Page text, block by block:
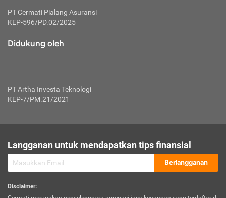
PT Cermati Pialang Asuransi
KEP-596/PD.02/2025
Didukung oleh
PT Artha Investa Teknologi
KEP-7/PM.21/2021
Langganan untuk mendapatkan tips finansial
Berlangganan
Disclaimer: